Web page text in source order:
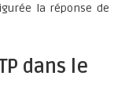
la réponse de
dans le